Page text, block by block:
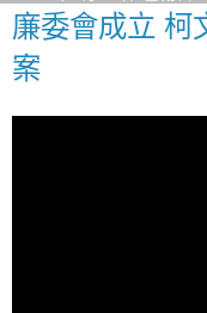
廉委會成立 柯
案